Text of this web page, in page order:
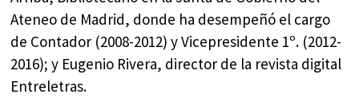
Ateneo de Madrid, donde ha desempeñó el cargo
de Contador (2008-2012) y Vicepresidente 1º. (2012-
2016); y Eugenio Rivera, director de la revista digital
Entreletras.